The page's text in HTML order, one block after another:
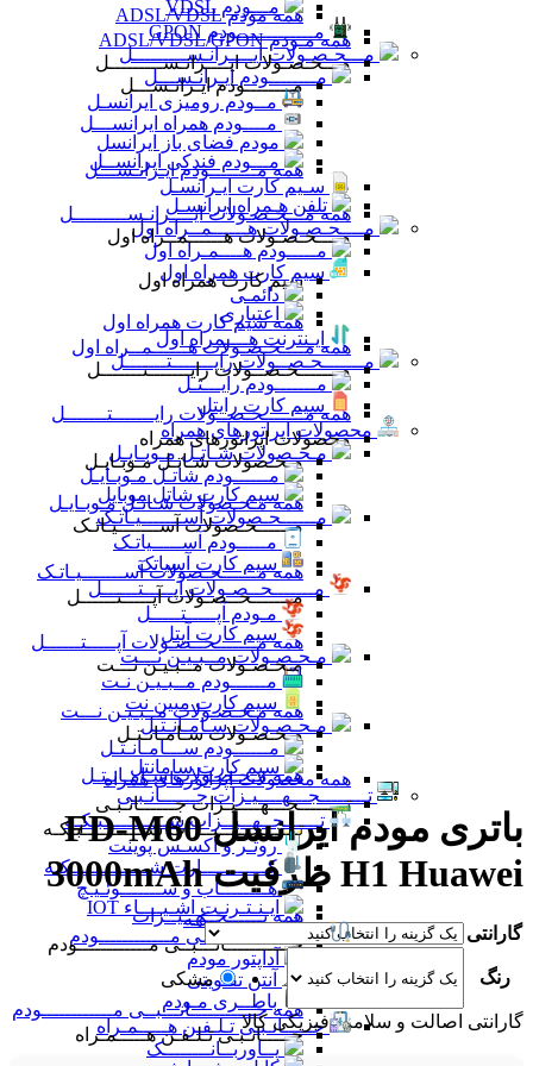
مـــودم VDSL
همه مودم ADSL/VDSL
مـــــــــــــودم GPON
همه مـودم ADSL/VDSL/GPON
مـــحـصـولات ایــــرانـســـــــــل
مـــحـصـولات ایــــرانـســـــــــل
مــــــــودم ایـرانـســـل
مــــــــودم ایـرانـســـل
مــودم رومیزی ایرانسـل
مــــودم همراه ایرانســـل
مودم فضای باز ایرانسل
مـــودم فندکی ایرانســل
همه مــــــــودم ایـرانـســـل
سـیم کارت ایـرانسـل
تلفن هـمراه ایرانسـل
همه مـــحـصـولات ایــــرانـســـــــــل
مــــحـصـولات هــــــمــراه اول
مــــحـصـولات هــــــمــراه اول
مـــــودم هــــمـراه اول
سیم کارت همراه اول
سیم کارت همراه اول
دائمـی
اعتباری
همه سیم کارت همراه اول
ایـنترنت هــــمراه اول
همه مــــحـصـولات هــــــمــراه اول
مـــــــحـصــولات رایـــــــتـــــــل
مـــــــحـصــولات رایـــــــتـــــــل
مـــــــودم رایـــتـل
سیم کارت رایتل
همه مـــــــحـصــولات رایـــــــتـــــــل
محصولات اپراتورهای همراه
محصولات اپراتورهای همراه
مـحـصولات شـاتـل مـوبـایـل
مـحـصولات شـاتـل مـوبـایـل
مــــــودم شاتـل مـوبـایـل
سیم کارت شاتل موبایل
همه مـحـصولات شـاتـل مـوبـایـل
مــــــحـصولات آســـــــیـاتـک
مــــــحـصولات آســـــــیـاتـک
مـــــودم آســـــیاتـک
سیم کارت آسیاتک
همه مــــــحـصولات آســـــــیـاتـک
مـــــــحــصـولات آپـــــتــــــل
مـــــــحــصـولات آپـــــتــــــل
مـودم آپـــــتـــــل
سیم کارت آپتل
همه مـــــــحــصـولات آپـــــتــــــل
مـحـصـولات مــبـیـن نـــت
مـحـصـولات مــبـیـن نـــت
مــــــودم مــبـیـن نـت
سیم کارت مبین نت
همه مـحـصـولات مــبـیـن نـــت
مـحـصـولات سـامـانـتـل
مـحـصـولات سـامـانـتـل
مــــــودم ســـامـانـتـل
سیم کارت سامانتل
همه مـحـصـولات سـامـانـتـل
همه محصولات اپراتورهای همراه
تــــــــجـــهــــیـزات جــــــانـبـی
تــــــــجـــهــــیـزات جــــــانـبـی
تــــــجــهــیــزات شـــــــــــبـکـه
تــــــجــهــیــزات شـــــــــــبـکـه
روتـر و اکسـس پوینت
کـــــــــــارت شـــــــــــبـکـه
هــــــــاب و ســـــــوئـیـچ
ایـنـتـرنـت اشـیــــاء IOT
همه تــــــجــهــیــزات
شـــــــــــبـکـه
جـــــــــــانـــبــی مــــــــــــودم
جـــــــــــانـــبــی مــــــــــــودم
آداپتور مودم
آنتن تقـویتی
باطــری مـودم
همه جـــــــــــانـــبــی مــــــــــــودم
جـــــانـبـی تـلـفـن هـــــمـراه
جـــــانـبـی تـلـفـن هـــــمـراه
پــاوربــانــــــــک
باتری مودم ایرانسل FD-M60
H1 Huawei ظرفیت 3000mAh
گارانتی
رنگ مشکی
گارانتی اصالت و سلامت فیزیکی کالا